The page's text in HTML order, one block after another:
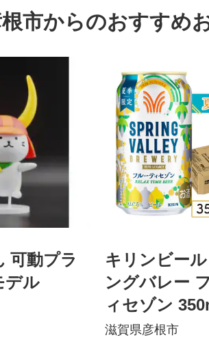
市からのおすすめ
可動プラ
デル
キリンビー
ングバレー
ィセゾン
滋賀県彦根市